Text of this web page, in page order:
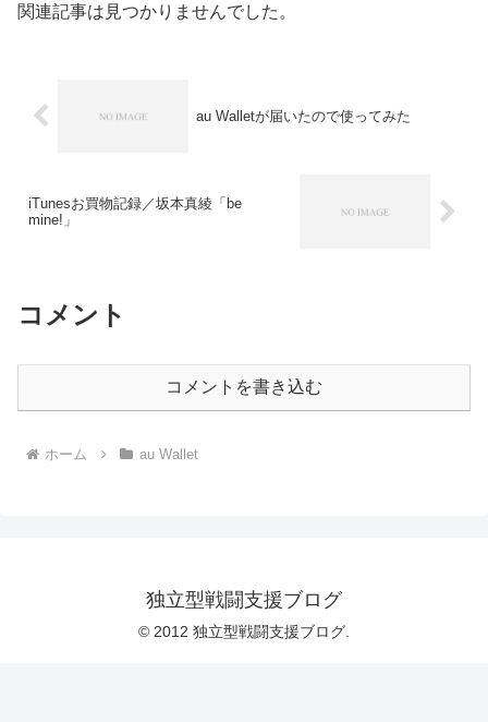
関連記事は見つかりませんでした。
au Walletが届いたので使ってみた
iTunesお買物記録／坂本真綾「be
mine!」
コメント
コメントを書き込む
ホーム au Wallet
独立型戦闘支援ブログ
© 2012 独立型戦闘支援ブログ.